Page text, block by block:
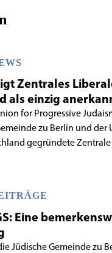
Zentrales
als einzig
for Progressive
zu Berlin und der
gegründete
zum 1. Juni 2026
aufgenommen.
Eine
Jüdische Gemeinde zu